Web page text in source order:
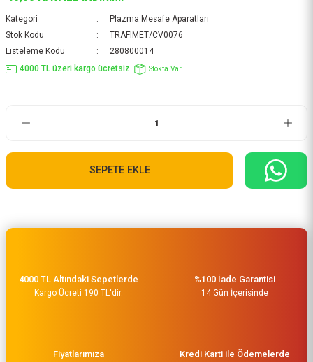
Kategori
Plazma Mesafe Aparatları
Stok Kodu
TRAFIMET/CV0076
Listeleme Kodu
280800014
4000 TL üzeri kargo ücretsiz..
Stokta Var
SEPETE EKLE
4000 TL Altındaki Sepetlerde
Kargo Ücreti 190 TL'dir.
%100 İade Garantisi
14 Gün İçerisinde
Fiyatlarımıza Kredi Karti ile Ödemelerde